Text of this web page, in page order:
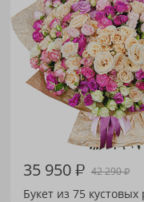
35 950₽ 42 290₽
Букет из 75 кустовых